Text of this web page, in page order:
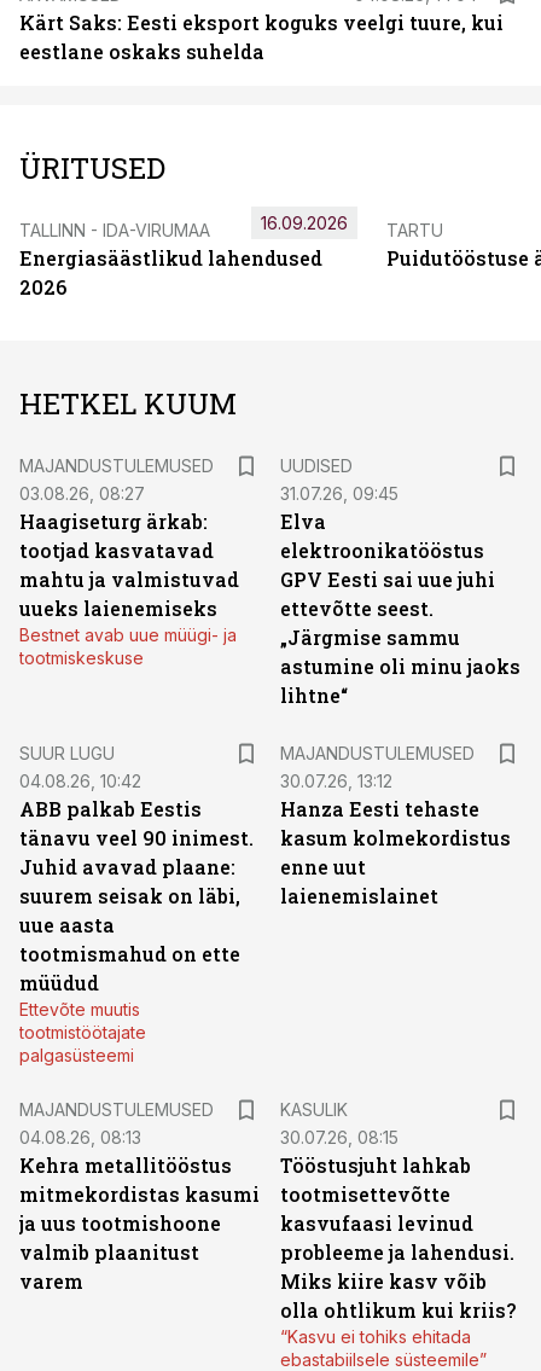
Kärt Saks: Eesti eksport koguks veelgi tuure, kui
eestlane oskaks suhelda
ÜRITUSED
TALLINN - IDA-VIRUMAA
Energiasäästlikud lahendused
2026
16.09.2026 TARTU
Puidutööstuse
HETKEL KUUM
MAJANDUSTULEMUSED
03.08.26, 08:27
Haagiseturg ärkab:
tootjad kasvatavad
mahtu ja valmistuvad
uueks laienemiseks
Bestnet avab uue müügi- ja
tootmiskeskuse
UUDISED
31.07.26, 09:45
Elva
elektroonikatööstus
GPV Eesti sai uue juhi
ettevõtte seest.
„Järgmise sammu
astumine oli minu jaoks
lihtne“
SUUR LUGU
04.08.26, 10:42
ABB palkab Eestis
tänavu veel 90 inimest.
Juhid avavad plaane:
suurem seisak on läbi,
uue aasta
tootmismahud on ette
müüdud
Ettevõte muutis
tootmistöötajate
palgasüsteemi
MAJANDUSTULEMUSED
30.07.26, 13:12
Hanza Eesti tehaste
kasum kolmekordistus
enne uut
laienemislainet
MAJANDUSTULEMUSED
04.08.26, 08:13
Kehra metallitööstus
mitmekordistas kasumi
ja uus tootmishoone
valmib plaanitust
varem
KASULIK
30.07.26, 08:15
Tööstusjuht lahkab
tootmisettevõtte
kasvufaasi levinud
probleeme ja lahendusi.
Miks kiire kasv võib
olla ohtlikum kui kriis?
“Kasvu ei tohiks ehitada
ebastabiilsele süsteemile”